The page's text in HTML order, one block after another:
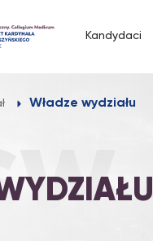
Kandydaci
Władze wydziału